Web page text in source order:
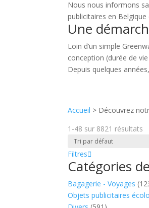
Nous nous informons
publicitaires en
Une
Loin d’un simple
conception (durée de
Depuis quelques
Accueil > Découvrez
1-48 sur 8821 résultats
Filtres
Catégories
Bagagerie - Voyages
Objets publicitaires